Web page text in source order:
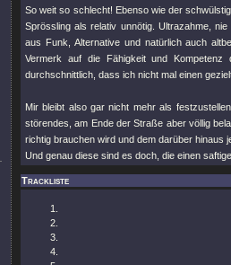
So weit so schlecht! Ebenso wie der
Sprössling als relativ unnötig. Ultrazahme,
aus Funk, Alternative und natürlich auch
Vermerk auf die Fähigkeit und
durchschnittlich, dass ich nicht mal einen
Mir bleibt also gar nicht mehr als
störendes, am Ende der Straße aber völlig
richtig brauchen wird und dem darüber hinaus
Und genau diese sind es doch, die einen
Trackliste